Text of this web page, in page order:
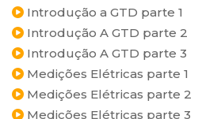
Introdução a GTD parte 1
Introdução A GTD parte 2
Introdução A GTD parte 3
Medições Elétricas parte 1
Medições Elétricas parte 2
Medições Elétricas parte 3